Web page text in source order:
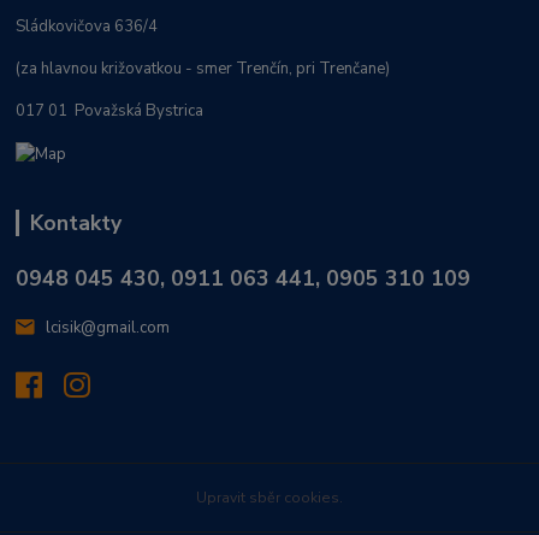
Sládkovičova 636/4
(za hlavnou križovatkou - smer Trenčín, pri Trenčane)
017 01 Považská Bystrica
Kontakty
0948 045 430, 0911 063 441, 0905 310 109
lcisik@gmail.com
Upravit sběr cookies.